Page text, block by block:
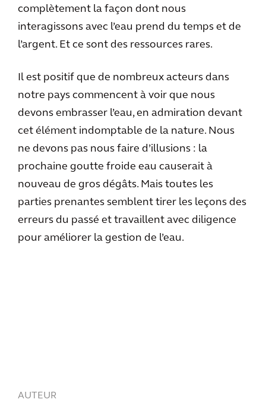
complètement la façon dont nous
interagissons avec l’eau prend du temps et de
l’argent. Et ce sont des ressources rares.
Il est positif que de nombreux acteurs dans
notre pays commencent à voir que nous
devons embrasser l’eau, en admiration devant
cet élément indomptable de la nature. Nous
ne devons pas nous faire d’illusions : la
prochaine goutte froide eau causerait à
nouveau de gros dégâts. Mais toutes les
parties prenantes semblent tirer les leçons des
erreurs du passé et travaillent avec diligence
pour améliorer la gestion de l’eau.
AUTEUR